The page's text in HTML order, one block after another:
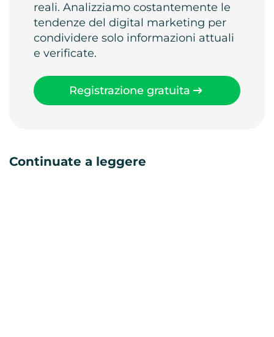
reali. Analizziamo costantemente le
tendenze del digital marketing per
condividere solo informazioni attuali
e verificate.
Registrazione gratuita
Continuate a leggere